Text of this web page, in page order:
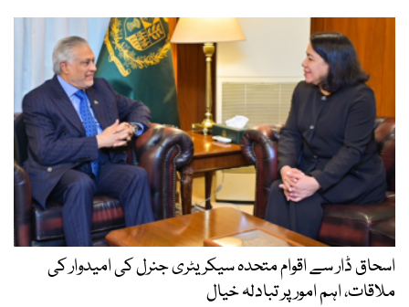
اسحاق ڈار سے اقوام متحدہ سیکریٹری جنرل کی امیدوار کی
ملاقات، اہم امور پر تبادلہ خیال